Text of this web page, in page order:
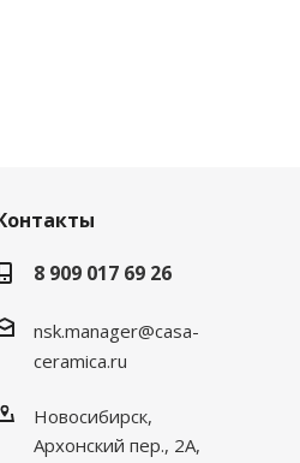
8 909 017 69 26
nsk.manager@casa-
ceramica.ru
Новосибирск,
Архонский пер., 2А,